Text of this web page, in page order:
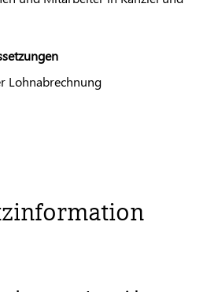
Lohnabrechnung